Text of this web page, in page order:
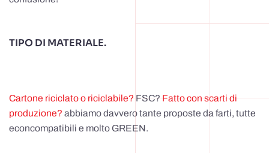
TIPO DI MATERIALE.
Cartone riciclato o riciclabile?FSC?Fatto con scarti di
produzione? abbiamo davvero tante proposte da farti, tutte
econcompatibili e molto GREEN.